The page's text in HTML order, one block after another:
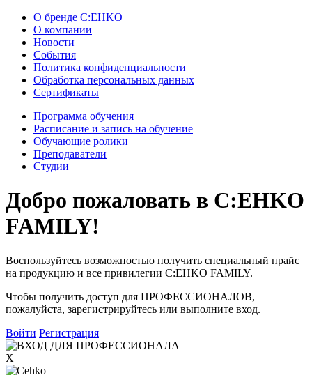
О бренде C:EHKO
О компании
Новости
События
Политика конфиденциальности
Обработка персональных данных
Сертификаты
Программа обучения
Расписание и запись на обучение
Обучающие ролики
Преподаватели
Студии
Добро пожаловать в C:EHKO
FAMILY!
Воспользуйтесь возможностью получить специальный прайс
на продукцию и все привилегии C:EHKO FAMILY.
Чтобы получить доступ для ПРОФЕССИОНАЛОВ,
пожалуйста, зарегистрируйтесь или выполните вход.
Войти Регистрация
X